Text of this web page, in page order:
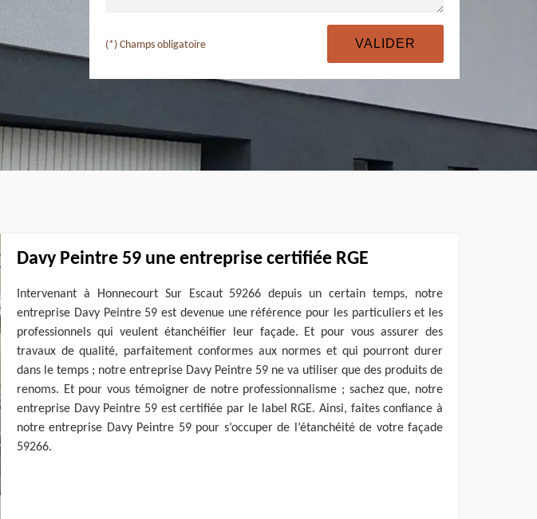
(*) Champs obligatoire
Davy Peintre 59 une entreprise certifiée RGE
Intervenant à Honnecourt Sur Escaut 59266 depuis un certain temps, notre
entreprise Davy Peintre 59 est devenue une référence pour les particuliers et les
professionnels qui veulent étanchéifier leur façade. Et pour vous assurer des
travaux de qualité, parfaitement conformes aux normes et qui pourront durer
dans le temps ; notre entreprise Davy Peintre 59 ne va utiliser que des produits de
renoms. Et pour vous témoigner de notre professionnalisme ; sachez que, notre
entreprise Davy Peintre 59 est certifiée par le label RGE. Ainsi, faites confiance à
notre entreprise Davy Peintre 59 pour s’occuper de l’étanchéité de votre façade
59266.